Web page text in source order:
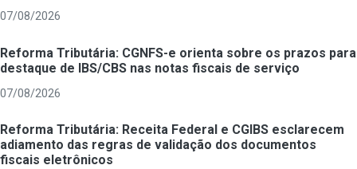
07/08/2026
Reforma Tributária: CGNFS-e orienta sobre os prazos para
destaque de IBS/CBS nas notas fiscais de serviço
07/08/2026
Reforma Tributária: Receita Federal e CGIBS esclarecem
adiamento das regras de validação dos documentos
fiscais eletrônicos